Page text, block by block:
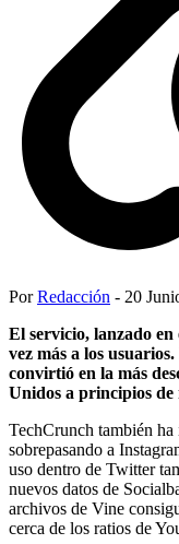
PorRedacción - 20
El servicio, lanzado
vez más a los
convirtió en la más
Unidos a principios de
TechCrunch también
sobrepasando a
uso dentro de Twitter
nuevos datos de
archivos de Vine
cerca de los ratios de